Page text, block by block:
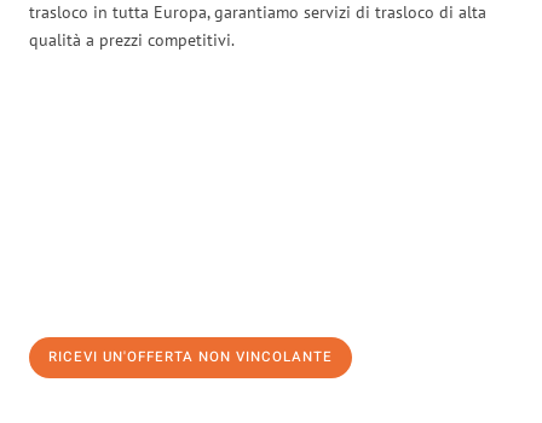
trasloco in tutta Europa, garantiamo servizi di trasloco di alta
qualità a prezzi competitivi.
RICEVI UN'OFFERTA NON VINCOLANTE